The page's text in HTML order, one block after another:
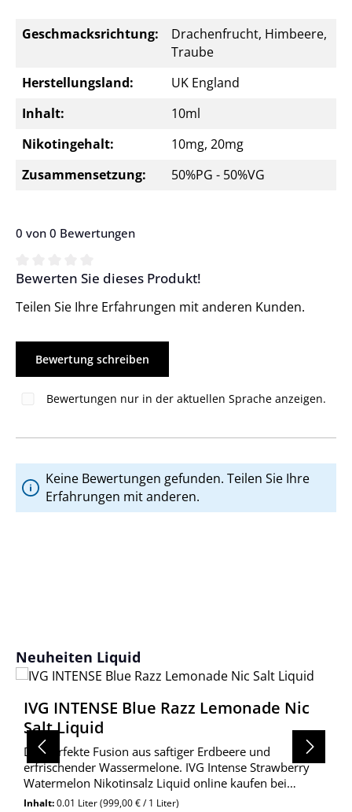
Geschmacksrichtung:
Drachenfrucht, Himbeere,
Traube
Herstellungsland:
UK England
Inhalt:
10ml
Nikotingehalt:
10mg, 20mg
Zusammensetzung:
50%PG - 50%VG
0 von 0 Bewertungen
Durchschnittliche Bewertung von 0 von 5 Sternen
Bewerten Sie dieses Produkt!
Teilen Sie Ihre Erfahrungen mit anderen Kunden.
Bewertung schreiben
Bewertungen nur in der aktuellen Sprache anzeigen.
Keine Bewertungen gefunden. Teilen Sie Ihre
Erfahrungen mit anderen.
Produktgalerie überspringen
Neuheiten Liquid
IVG INTENSE Blue Razz Lemonade Nic
Salt Liquid
Die perfekte Fusion aus saftiger Erdbeere und
erfrischender Wassermelone. IVG Intense Strawberry
Watermelon Nikotinsalz Liquid online kaufen bei
Wolkengarage!
Inhalt:0.01 Liter(999,00 € / 1 Liter)